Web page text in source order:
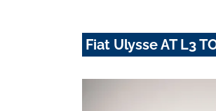
Fiat Ulysse AT L3